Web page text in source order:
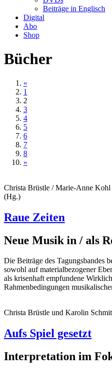
Beiträge in Englisch
Digital
Abo
Shop
Bücher
«
1
2
3
4
5
6
7
8
»
Christa Brüstle / Marie-Anne
(Hg.)
Raue Zeiten
Neue Musik in / als
Die Beiträge des Tagungsbandes
sowohl auf materialbezogener
als krisenhaft empfundene
Rahmenbedingungen
Christa Brüstle und Karolin
Aufs Spiel gesetzt
Interpretation im